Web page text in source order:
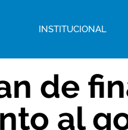
INSTITUCIONAL
de
al